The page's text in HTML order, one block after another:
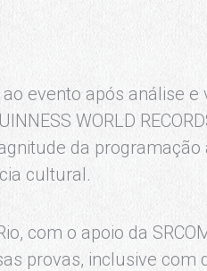
evento após análise e
WORLD
da
cultural.
com o apoio da
provas, inclusive com